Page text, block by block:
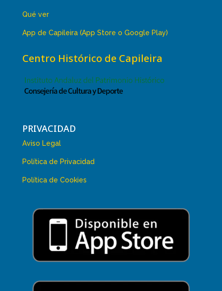
Qué ver
App de Capileira (App Store o Google Play)
Centro Histórico de Capileira
PRIVACIDAD
Aviso Legal
Política de Privacidad
Política de Cookies